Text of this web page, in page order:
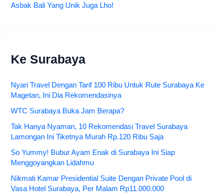
Asbak Bali Yang Unik Juga Lho!
Ke Surabaya
Nyari Travel Dengan Tarif 100 Ribu Untuk Rute Surabaya Ke
Magetan, Ini Dia Rekomendasinya
WTC Surabaya Buka Jam Berapa?
Tak Hanya Nyaman, 10 Rekomendasi Travel Surabaya
Lamongan Ini Tiketnya Murah Rp.120 Ribu Saja
So Yummy! Bubur Ayam Enak di Surabaya Ini Siap
Menggoyangkan Lidahmu
Nikmati Kamar Presidential Suite Dengan Private Pool di
Vasa Hotel Surabaya, Per Malam Rp11.000.000